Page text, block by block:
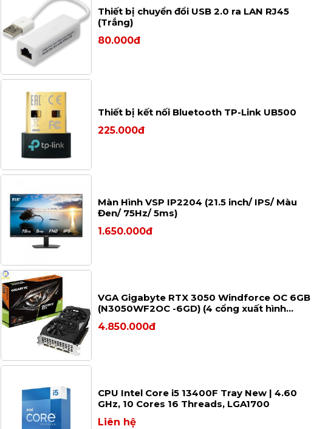
Thiết bị chuyển đổi USB 2.0 ra LAN RJ45
(Trắng)
80.000đ
Thiết bị kết nối Bluetooth TP-Link UB500
225.000đ
Màn Hình VSP IP2204 (21.5 inch/ IPS/ Màu
Đen/ 75Hz/ 5ms)
1.650.000đ
VGA Gigabyte RTX 3050 Windforce OC 6GB
(N3050WF2OC -6GD) (4 cổng xuất hình
4.850.000đ
CPU Intel Core i5 13400F Tray New | 4.60
GHz, 10 Cores 16 Threads, LGA1700
Liên hệ